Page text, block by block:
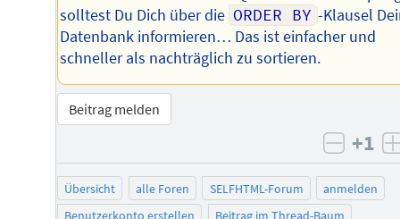
solltest Du Dich über die ORDER BY -Klausel
Datenbank informieren… Das ist einfacher und
schneller als nachträglich zu sortieren.
Beitrag melden
+1
Übersicht alle Foren SELFHTML-Forum
anmelden
Benutzerkonto erstellen
Beitrag im Thread-Baum